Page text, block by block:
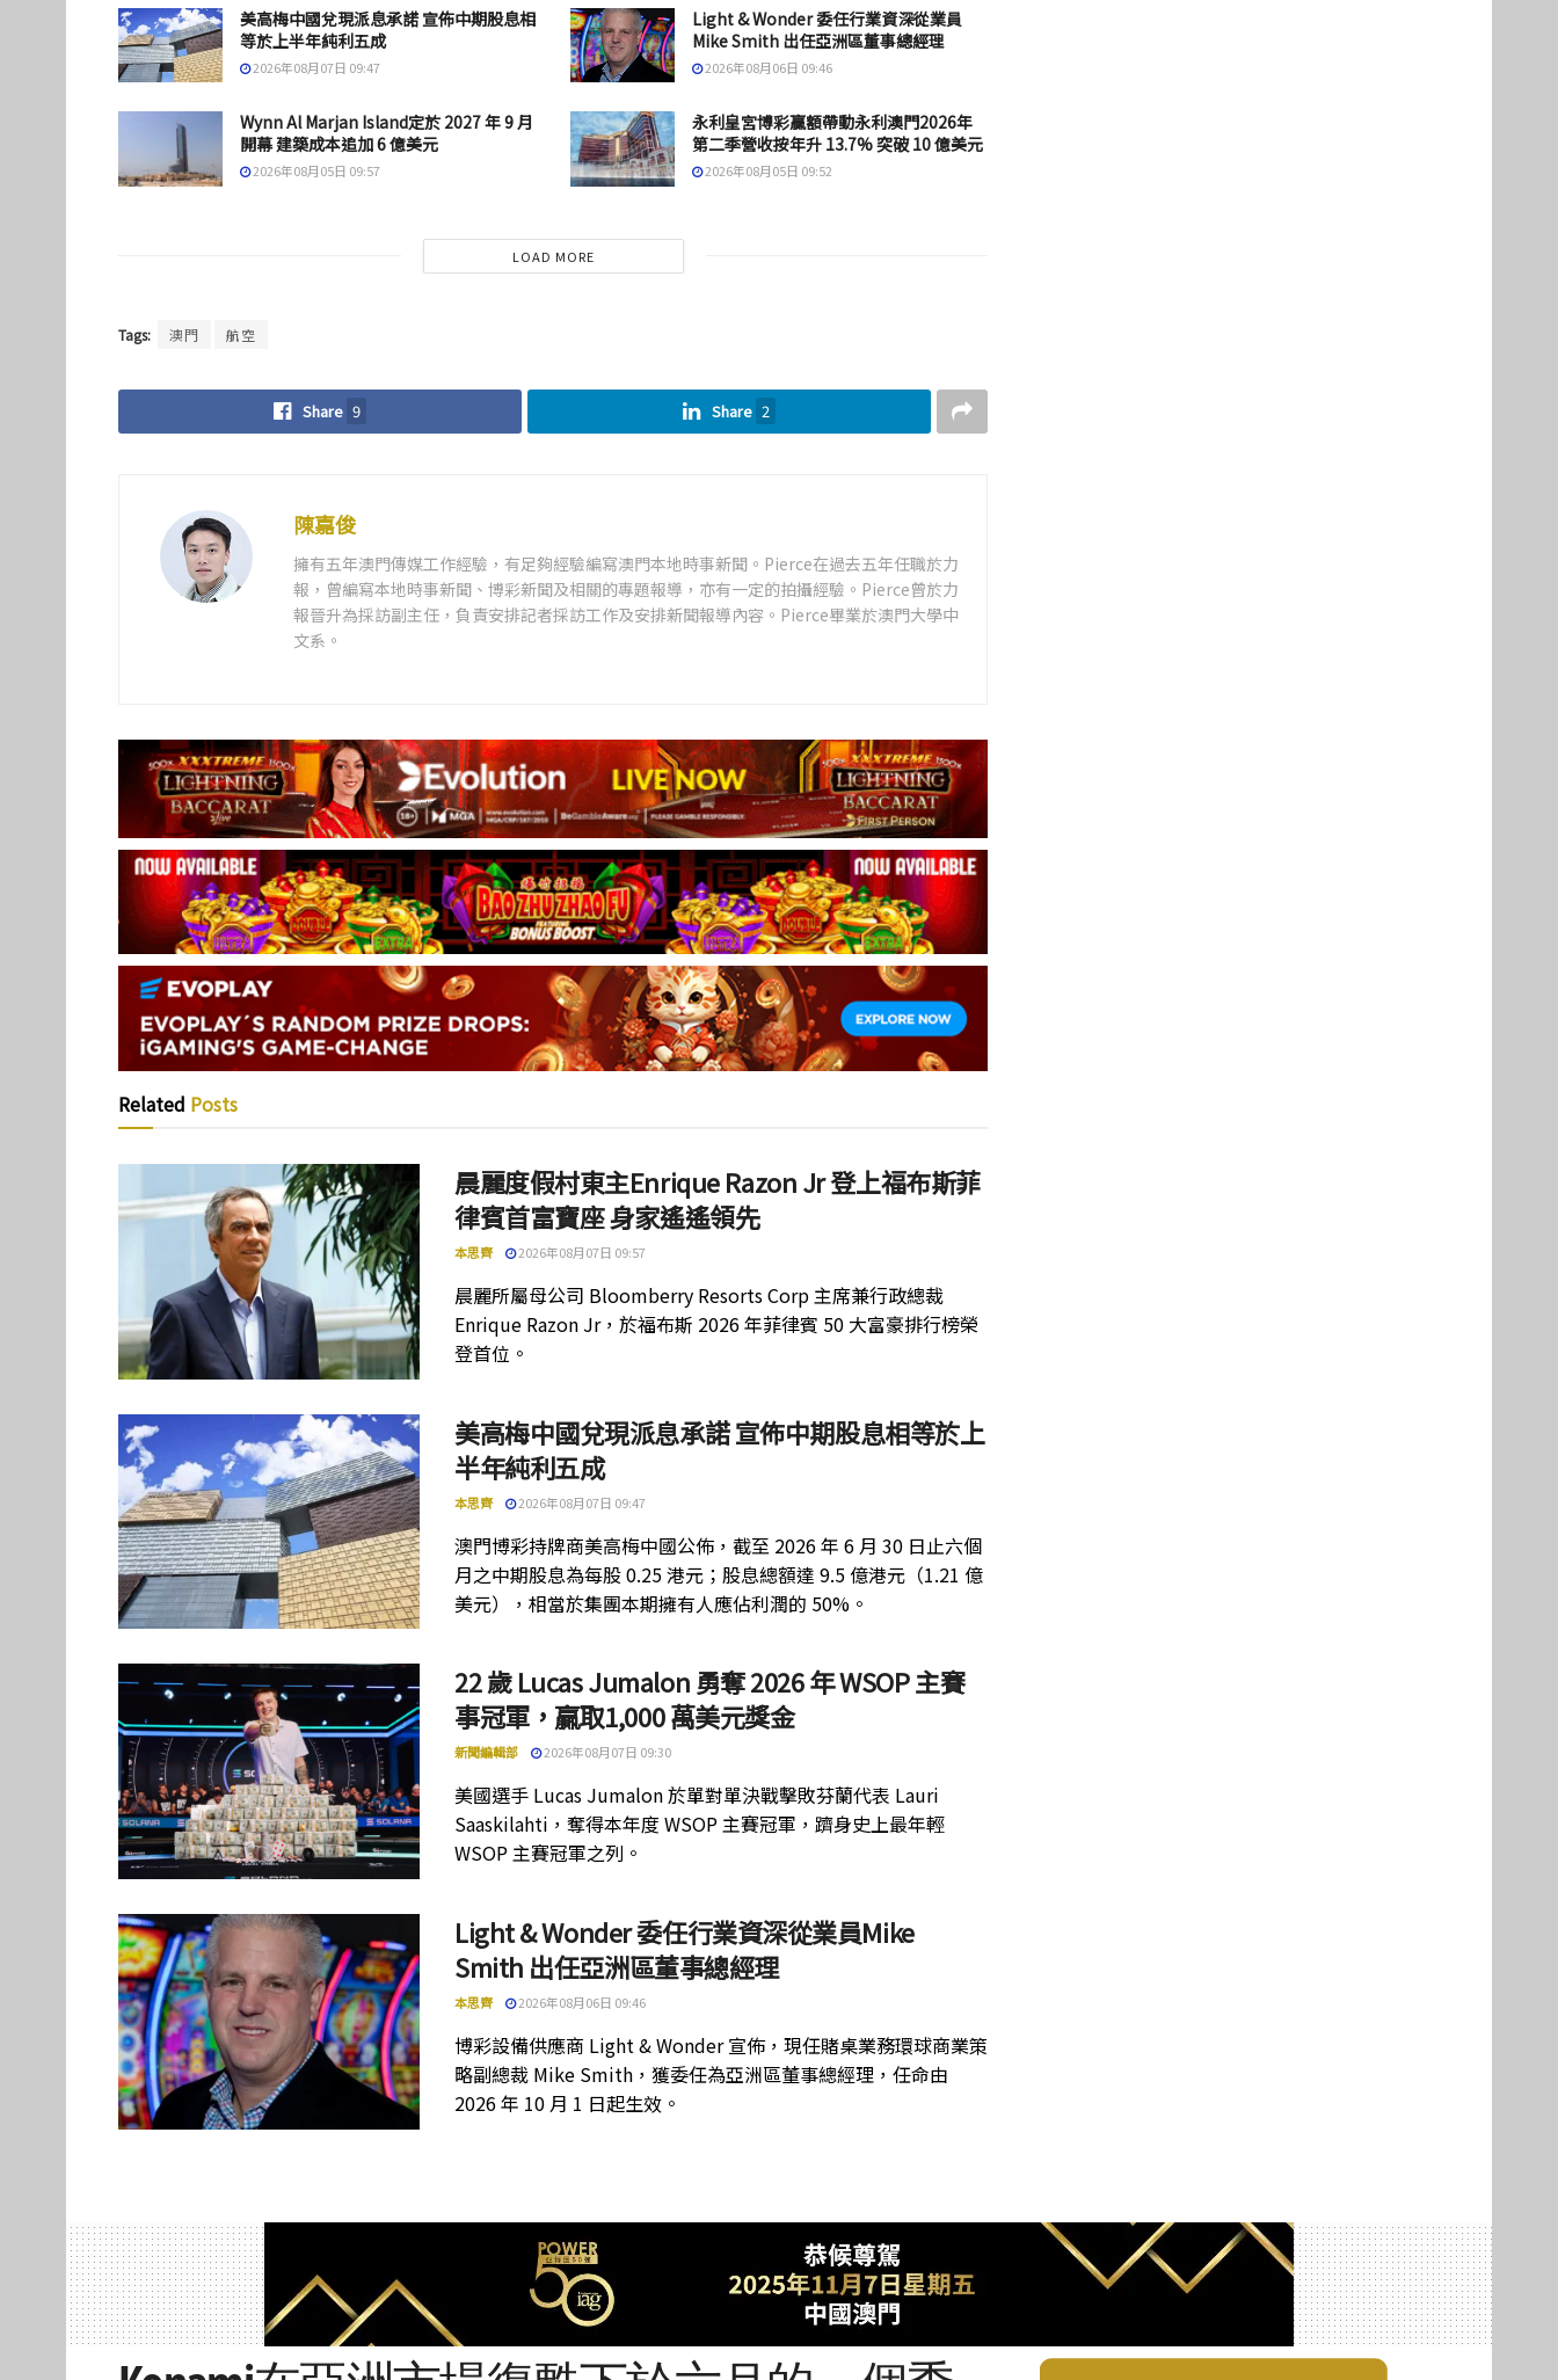
美高梅中國兌現派息承諾 宣佈中期股息相
等於上半年純利五成
2026年08月07日 09:47
Light & Wonder 委任行業資深從業員
Mike Smith 出任亞洲區董事總經理
2026年08月06日 09:46
Wynn Al Marjan Island定於 2027 年 9 月
開幕 建築成本追加 6 億美元
2026年08月05日 09:57
永利皇宮博彩贏額帶動永利澳門2026年
第二季營收按年升 13.7% 突破 10 億美元
2026年08月05日 09:52
LOAD MORE
Tags: 澳門 航空
Share 9 Share 2
陳嘉俊
擁有五年澳門傳媒工作經驗，有足夠經驗編寫澳門本地時事新聞。Pierce在過去五年任職於力
報，曾編寫本地時事新聞、博彩新聞及相關的專題報導，亦有一定的拍攝經驗。Pierce曾於力
報晉升為採訪副主任，負責安排記者採訪工作及安排新聞報導內容。Pierce畢業於澳門大學中
文系。
Related Posts
晨麗度假村東主Enrique Razon Jr 登上福布斯菲
律賓首富寶座 身家遙遙領先
本思齊 2026年08月07日 09:57
晨麗所屬母公司 Bloomberry Resorts Corp 主席兼行政總裁
Enrique Razon Jr，於福布斯 2026 年菲律賓 50 大富豪排行榜榮
登首位。
美高梅中國兌現派息承諾 宣佈中期股息相等於上
半年純利五成
本思齊 2026年08月07日 09:47
澳門博彩持牌商美高梅中國公佈，截至 2026 年 6 月 30 日止六個
月之中期股息為每股 0.25 港元；股息總額達 9.5 億港元（1.21 億
美元），相當於集團本期擁有人應佔利潤的 50%。
22 歲 Lucas Jumalon 勇奪 2026 年 WSOP 主賽
事冠軍，贏取1,000 萬美元獎金
新聞編輯部 2026年08月07日 09:30
美國選手 Lucas Jumalon 於單對單決戰擊敗芬蘭代表 Lauri
Saaskilahti，奪得本年度 WSOP 主賽冠軍，躋身史上最年輕
WSOP 主賽冠軍之列。
Light & Wonder 委任行業資深從業員Mike
Smith 出任亞洲區董事總經理
本思齊 2026年08月06日 09:46
博彩設備供應商 Light & Wonder 宣佈，現任賭桌業務環球商業策
略副總裁 Mike Smith，獲委任為亞洲區董事總經理，任命由
2026 年 10 月 1 日起生效。